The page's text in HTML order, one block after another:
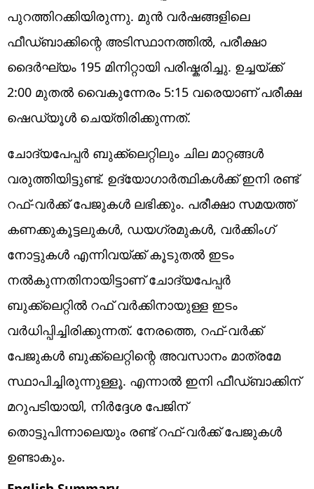
പുറത്തിറക്കിയിരുന്നു. മുൻ വർഷങ്ങളിലെ
ഫീഡ്‌ബാക്കിന്റെ അടിസ്ഥാനത്തിൽ, പരീക്ഷാ
ദൈർഘ്യം 195 മിനിറ്റായി പരിഷ്കരിച്ചു. ഉച്ചയ്ക്ക്
2:00 മുതൽ വൈകുന്നേരം 5:15 വരെയാണ് പരീക്ഷ
ഷെഡ്യൂൾ ചെയ്തിരിക്കുന്നത്.
ചോദ്യപേപ്പർ ബുക്ക്‌ലെറ്റിലും ചില മാറ്റങ്ങൾ
വരുത്തിയിട്ടുണ്ട്. ഉദ്യോഗാർത്ഥികൾക്ക് ഇനി രണ്ട്
റഫ്-വർക്ക് പേജുകൾ ലഭിക്കും. പരീക്ഷാ സമയത്ത്
കണക്കുകൂട്ടലുകൾ, ഡയഗ്രമുകൾ, വർക്കിംഗ്
നോട്ടുകൾ എന്നിവയ്ക്ക് കൂടുതൽ ഇടം
നൽകുന്നതിനായിട്ടാണ് ചോദ്യപേപ്പർ
ബുക്ക്‌ലെറ്റിൽ റഫ് വർക്കിനായുള്ള ഇടം
വർധിപ്പിച്ചിരിക്കുന്നത്. നേരത്തെ, റഫ്-വർക്ക്
പേജുകൾ ബുക്ക്‌ലെറ്റിന്റെ അവസാനം മാത്രമേ
സ്ഥാപിച്ചിരുന്നുള്ളൂ. എന്നാൽ ഇനി ഫീഡ്‌ബാക്കിന്
മറുപടിയായി, നിർദ്ദേശ പേജിന്
തൊട്ടുപിന്നാലെയും രണ്ട് റഫ്-വർക്ക് പേജുകൾ
ഉണ്ടാകും.